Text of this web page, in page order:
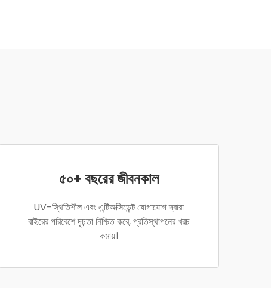
৫০+ বছরের জীবনকাল
UV-স্থিতিশীল এবং এন্টিঅক্সিডেন্ট যোগাযোগ দ্বারা
বাইরের পরিবেশে দৃঢ়তা নিশ্চিত করে, প্রতিস্থাপনের খরচ
কমায়।